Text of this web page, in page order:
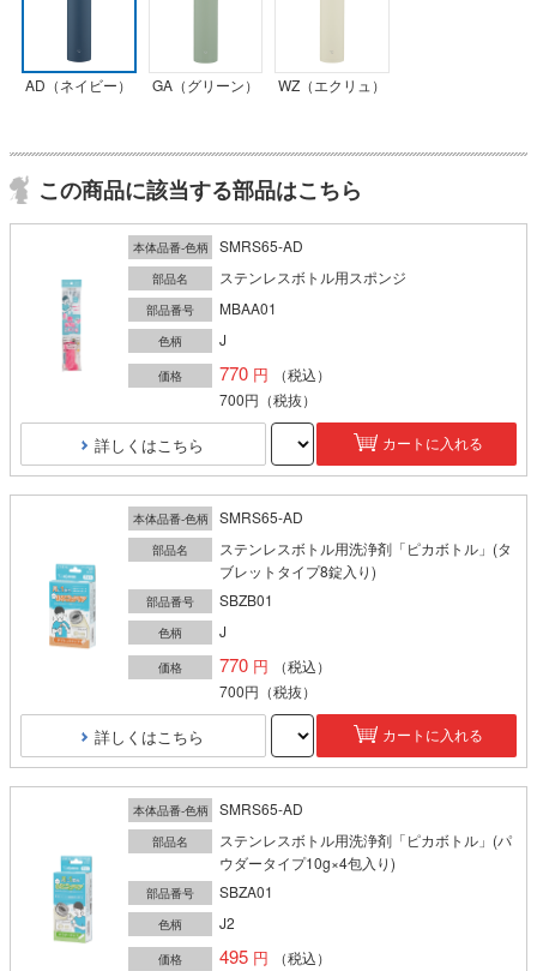
AD（ネイビー） GA（グリーン） WZ（エクリュ）
この商品に該当する部品はこちら
本体品番-色柄 SMRS65-AD
部品名 ステンレスボトル用スポンジ
部品番号 MBAA01
色柄 J
価格 770
（税込）
700円 （税抜）
詳しくはこちら カートに入れる
本体品番-色柄 SMRS65-AD
部品名
ステンレスボトル用洗浄剤「ピカボトル」(タ
ブレットタイプ8錠入り)
部品番号 SBZB01
色柄 J
価格 770
（税込）
700円 （税抜）
詳しくはこちら カートに入れる
本体品番-色柄 SMRS65-AD
部品名
ステンレスボトル用洗浄剤「ピカボトル」(パ
ウダータイプ10g×4包入り)
部品番号 SBZA01
色柄 J2
価格 495
（税込）